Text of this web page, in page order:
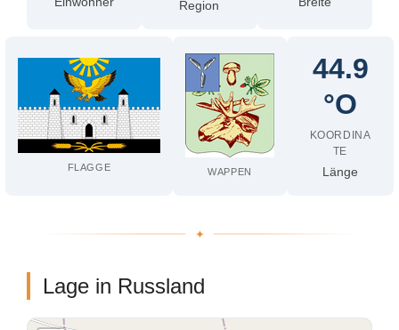
Region
FLAGGE WAPPEN
44.9
°O
KOORDINA
TE
Länge
Lage in Russland